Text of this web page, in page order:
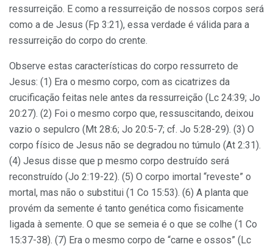
ressurreição. E como a ressurreição de nossos corpos será
como a de Jesus (Fp 3:21), essa verdade é válida para a
ressurreição do corpo do crente.
Observe estas características do corpo ressurreto de
Jesus: (1) Era o mesmo corpo, com as cicatrizes da
crucificação feitas nele antes da ressurreição (Lc 24:39; Jo
20:27). (2) Foi o mesmo corpo que, ressuscitando, deixou
vazio o sepulcro (Mt 28:6; Jo 20:5-7; cf. Jo 5:28-29). (3) O
corpo físico de Jesus não se degradou no túmulo (At 2:31).
(4) Jesus disse que p mesmo corpo destruído será
reconstruído (Jo 2:19-22). (5) O corpo imortal “reveste” o
mortal, mas não o substitui (1 Co 15:53). (6) A planta que
provém da semente é tanto genética como fisicamente
ligada à semente. O que se semeia é o que se colhe (1 Co
15:37-38). (7) Era o mesmo corpo de “carne e ossos” (Lc